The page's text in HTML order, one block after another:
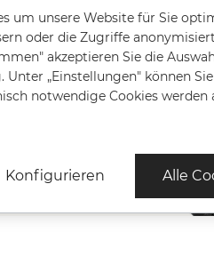
um unsere Website für Sie
oder die Zugriffe
akzeptieren Sie die
. Unter „Einstellungen" können
notwendige Cookies werden
Konfigurieren Alle